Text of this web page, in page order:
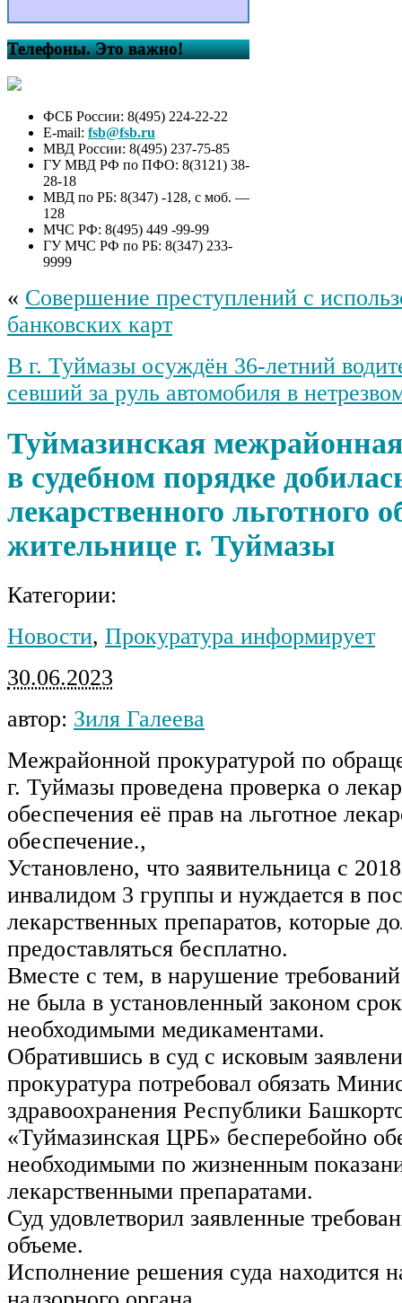
Телефоны. Это важно!
ФСБ России: 8(495) 224-22-22
E-mail: fsb@fsb.ru
МВД России: 8(495) 237-75-85
ГУ МВД РФ по ПФО: 8(3121) 38-
28-18
МВД по РБ: 8(347) -128, с моб. —
128
МЧС РФ: 8(495) 449 -99-99
ГУ МЧС РФ по РБ: 8(347) 233-
9999
« Совершение преступлений с
банковских карт
В г. Туймазы осуждён 36-летний
севший за руль автомобиля в
Туймазинская
в судебном порядке
лекарственного льготного
жительнице г. Туймазы
Категории:
Новости, Прокуратура информирует
30.06.2023
автор: Зиля Галеева
Межрайонной прокуратурой по
г. Туймазы проведена проверка о
обеспечения её прав на льготное
обеспечение.,
Установлено, что заявительница с
инвалидом 3 группы и нуждается в
лекарственных препаратов, которые
предоставляться бесплатно.
Вместе с тем, в нарушение
не была в установленный законом
необходимыми медикаментами.
Обратившись в суд с исковым
прокуратура потребовал обязать
здравоохранения Республики
«Туймазинская ЦРБ» бесперебойно
необходимыми по жизненным
лекарственными препаратами.
Суд удовлетворил заявленные
объеме.
Исполнение решения суда находится